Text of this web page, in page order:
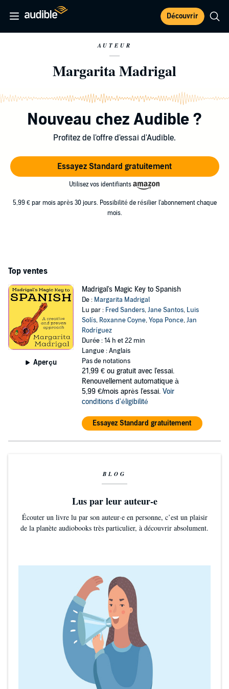
Découvrir
AUTEUR
Margarita Madrigal
Nouveau chez Audible ?
Profitez de l'offre d'essai d'Audible.
Essayez Standard gratuitement
Utilisez vos identifiants
5,99 € par mois après 30 jours. Possibilité de résilier l'abonnement chaque
mois.
Top ventes
Aperçu
Madrigal's Magic Key to Spanish
De : Margarita Madrigal
Lu par : Fred Sanders,Jane Santos, Luis
Solís, Roxanne Coyne,Yopa Ponce,Jan
Rodríguez
Durée : 14 h et 22 min
Langue : Anglais
Pas de notations
21,99 € ou gratuit avec l'essai.
Renouvellement automatique à
5,99 €/mois après l'essai. Voir
conditions d'éligibilité
Essayez Standard gratuitement
BLOG
Lus par leur auteur-e
Écouter un livre lu par son auteur·e en personne, c’est un plaisir
de la planète audiobooks très particulier, à découvrir absolument.